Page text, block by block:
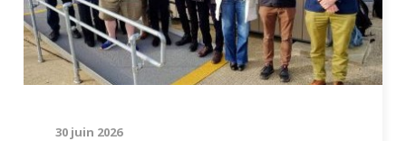
30 juin 2026